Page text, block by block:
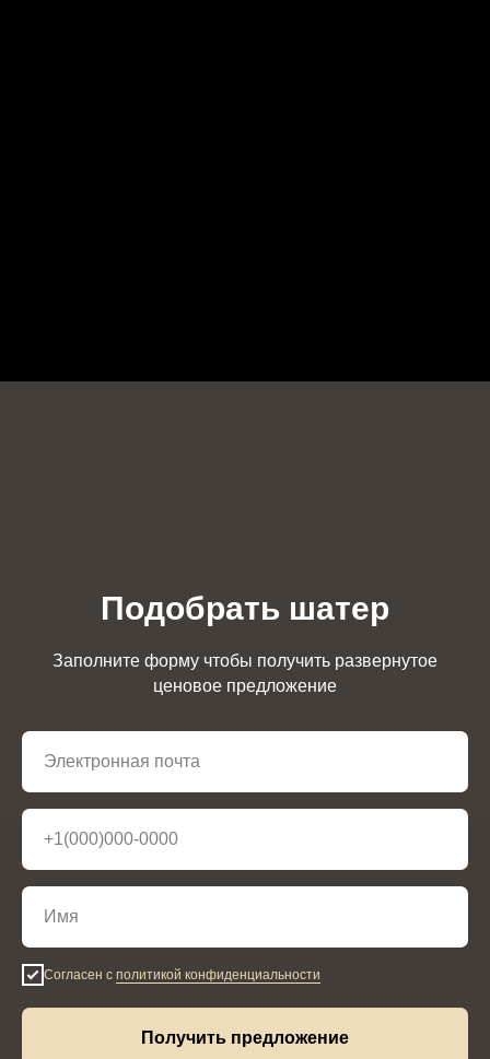
Подобрать шатер
Заполните форму чтобы получить развернутое
ценовое предложение
Согласен с политикой конфиденциальности
Получить предложение